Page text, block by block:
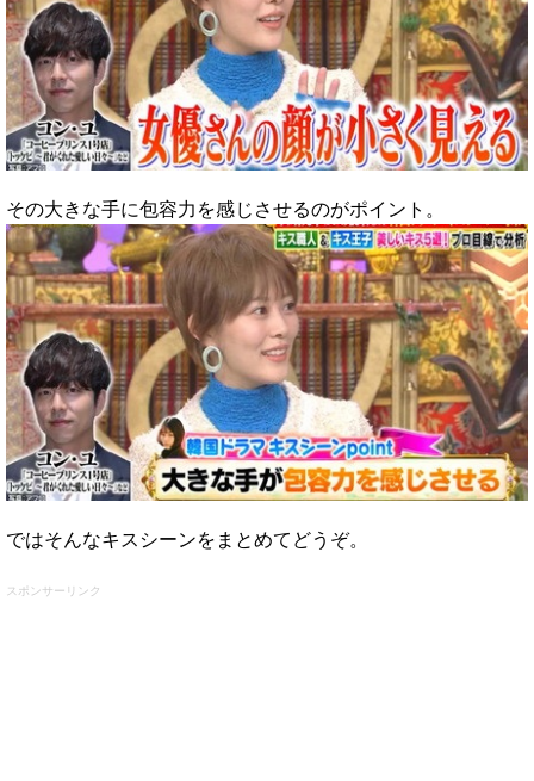
その大きな手に包容力を感じさせるのがポイント。
ではそんなキスシーンをまとめてどうぞ。
スポンサーリンク